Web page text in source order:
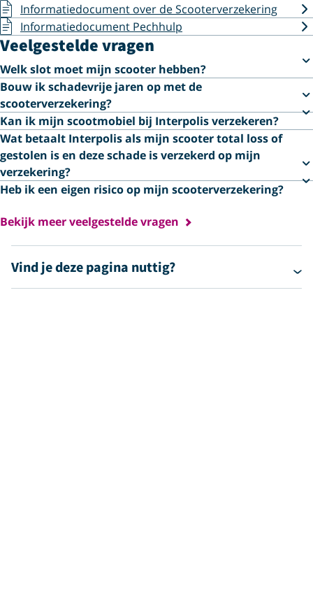
Informatiedocument over de Scooterverzekering
Informatiedocument Pechhulp
Veelgestelde vragen
Welk slot moet mijn scooter hebben?
Bouw ik schadevrije jaren op met de
scooterverzekering?
Kan ik mijn scootmobiel bij Interpolis verzekeren?
Wat betaalt Interpolis als mijn scooter total loss of
gestolen is en deze schade is verzekerd op mijn
verzekering?
Heb ik een eigen risico op mijn scooterverzekering?
Bekijk meer veelgestelde vragen
Vind je deze pagina nuttig?